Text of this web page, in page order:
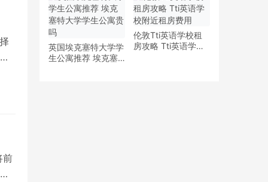
前
英国埃克塞特大学学
生公寓推荐 埃克塞
伦敦Tti英语学校租
房攻略 Tti英语学校